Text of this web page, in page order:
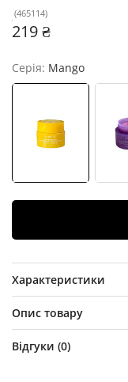
(465114)
219 ₴
Серія: Mango
Характеристики
Опис товару
Відгуки (0)